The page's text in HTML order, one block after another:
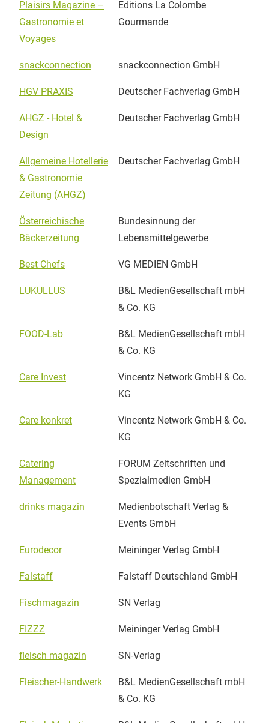
Plaisirs Magazine –
Gastronomie et
Voyages
Editions La Colombe
Gourmande
snackconnection snackconnection GmbH
HGV PRAXIS Deutscher Fachverlag GmbH
AHGZ - Hotel &
Design
Deutscher Fachverlag GmbH
Allgemeine Hotellerie
& Gastronomie
Zeitung (AHGZ)
Deutscher Fachverlag GmbH
Österreichische
Bäckerzeitung
Bundesinnung der
Lebensmittelgewerbe
Best Chefs VG MEDIEN GmbH
LUKULLUS
B&L MedienGesellschaft mbH
& Co. KG
FOOD-Lab
B&L MedienGesellschaft mbH
& Co. KG
Care Invest
Vincentz Network GmbH & Co.
KG
Care konkret
Vincentz Network GmbH & Co.
KG
Catering
Management
FORUM Zeitschriften und
Spezialmedien GmbH
drinks magazin
Medienbotschaft Verlag &
Events GmbH
Eurodecor Meininger Verlag GmbH
Falstaff Falstaff Deutschland GmbH
Fischmagazin SN Verlag
FIZZZ Meininger Verlag GmbH
fleisch magazin SN-Verlag
Fleischer-Handwerk
B&L MedienGesellschaft mbH
& Co. KG